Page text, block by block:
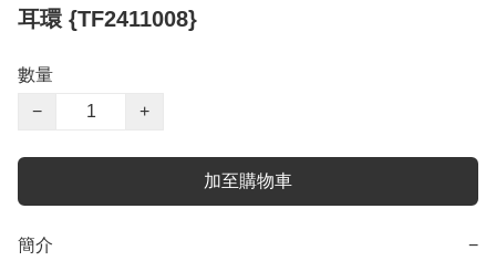
耳環 {TF2411008}
數量
−
+
加至購物車
簡介 −